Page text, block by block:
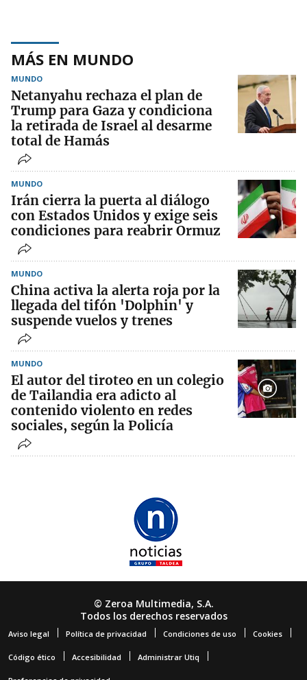
MÁS EN MUNDO
MUNDO
Netanyahu rechaza el plan de
Trump para Gaza y condiciona
la retirada de Israel al desarme
total de Hamás
MUNDO
Irán cierra la puerta al diálogo
con Estados Unidos y exige seis
condiciones para reabrir Ormuz
MUNDO
China activa la alerta roja por la
llegada del tifón 'Dolphin' y
suspende vuelos y trenes
MUNDO
El autor del tiroteo en un colegio
de Tailandia era adicto al
contenido violento en redes
sociales, según la Policía
© Zeroa Multimedia, S.A.
Todos los derechos reservados
Aviso legal Política de privacidad Condiciones de uso Cookies
Código ético Accesibilidad Administrar Utiq